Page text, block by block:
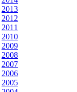
2013
2012
2011
2010
2009
2008
2007
2006
2005